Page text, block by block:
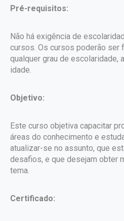
Pré-requisitos:
Não há exigência de
cursos. Os cursos poderão
qualquer grau de escolaridade,
idade.
Objetivo:
Este curso objetiva capacitar
áreas do conhecimento e
atualizar-se no assunto, que
desafios, e que desejam obter
tema.
Certificado: